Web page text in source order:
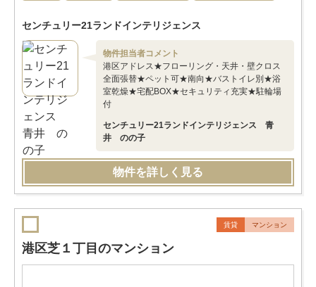
センチュリー21ランドインテリジェンス
物件担当者コメント
港区アドレス★フローリング・天井・壁クロス
全面張替★ペット可★南向★バストイレ別★浴
室乾燥★宅配BOX★セキュリティ充実★駐輪場
付
センチュリー21ランドインテリジェンス 青
井 のの子
物件を詳しく見る
賃貸 マンション
港区芝１丁目のマンション